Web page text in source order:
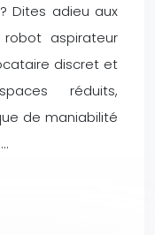
Dites adieu aux
aspirateur
discret et
réduits,
de maniabilité